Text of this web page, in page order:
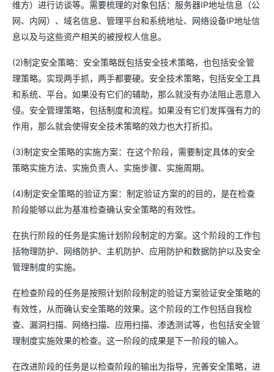
维方）进行访谈等。需要梳理的对象包括：服务器IP地址信息（公
网、内网）、域名信息、管理平台和系统地址、网络设备IP地址信
息以及与这些资产相关的被授权人信息。
(2)制定安全策略：安全策略既包括安全技术策略，也包括安全管
理策略。实现两手抓，两手都要硬。安全技术策略，包括安全工具
和系统、平台。如果没有它们的辅助，那么就没有办法阻止恶意入
侵。安全管理策略，包括制度和流程。如果没有它们发挥强有力的
作用，那么就会使得安全技术策略的效力也大打折扣。
(3)制定安全策略的实施方案：在这个阶段，需要制定具体的安全
策略实施方法、实施负责人、实施步骤、实施周期。
(4)制定安全策略的验证方案：制定验证方案的的目的，是在检查
阶段能够以此为基准检查确认安全策略的有效性。
在执行阶段的任务是实施计划阶段制定的方案。这个阶段的工作包
括物理防护、网络防护、主机防护、应用防护和数据防护以及安全
管理制度的实施。
在检查阶段的任务是按照计划阶段制定的验证方案验证安全策略的
有效性，从而确认安全策略的效果。这个阶段的工作包括自我检
查、漏洞扫描、网络扫描、应用扫描、渗透测试等，也包括安全管
理制度实施效果的检查。这一阶段的成果是下一阶段的输入。
在改进阶段的任务是以检查阶段的输出为指导，完善安全策略，进